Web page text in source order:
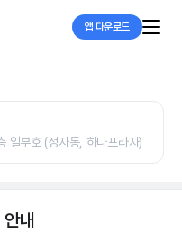
앱 다운로드
일부호 (정자동, 하나프라자)
내